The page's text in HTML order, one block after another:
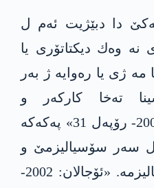
دا دبێژیت ئەم ل
نه‌ وه‌ك دیکتاتۆری یا
مە ژی یا رەوایە ژ بەر
تەخا کارکەر و
رێنجبەرانە. «ئۆجالان: 2007- رۆپەل 31» پەکەکە
ل سەر سۆسیالیزمێ و
بزاڤا راست ژی سۆسیالیزمە. «ئۆجالان: 2002-